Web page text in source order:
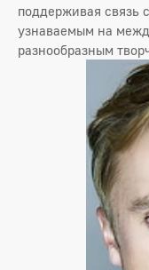
поддерживая связь
узнаваемым на
разнообразным